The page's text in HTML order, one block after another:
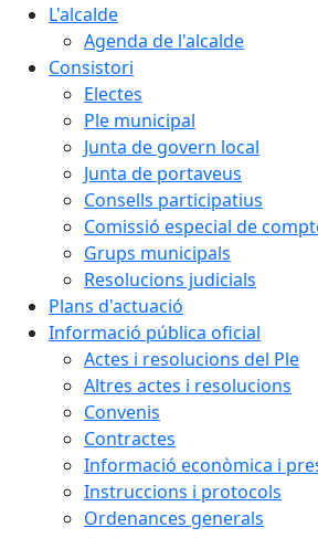
L'alcalde
Agenda de l'alcalde
Consistori
Electes
Ple municipal
Junta de govern local
Junta de portaveus
Consells participatius
Comissió especial de
Grups municipals
Resolucions judicials
Plans d'actuació
Informació pública oficial
Actes i resolucions del Ple
Altres actes i resolucions
Convenis
Contractes
Informació econòmica i
Instruccions i protocols
Ordenances generals